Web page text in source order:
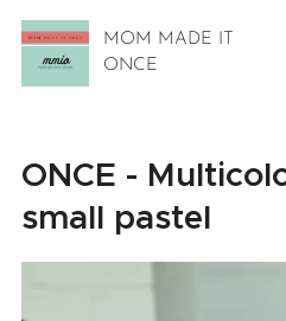
MOM MADE IT
ONCE
ONCE -
small pastel